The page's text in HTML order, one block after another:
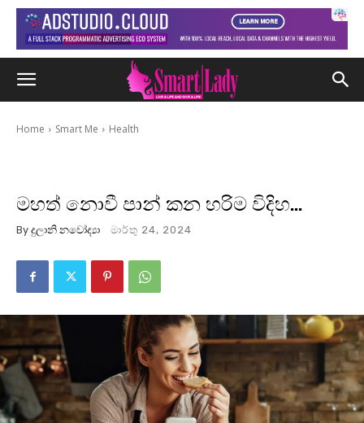
Home Smart Me Health
මහත් නොවී පාන් කන හරිම විදිහ…
By දුලානි නවෝද්‍යා මාර්තු 24, 2024